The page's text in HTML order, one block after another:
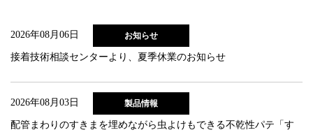
2026年08月06日 お知らせ
接着技術相談センターより、夏季休業のお知らせ
2026年08月03日 製品情報
配管まわりのすきまを埋めながら虫よけもできる不乾性パテ「す